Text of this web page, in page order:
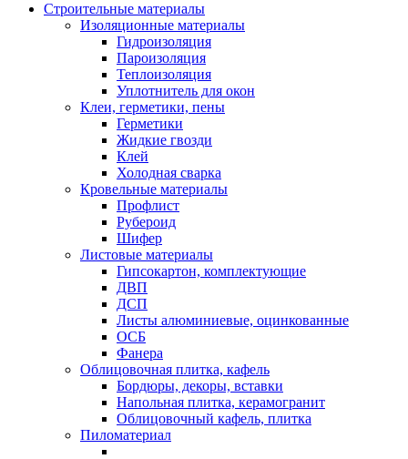
Строительные материалы
Изоляционные материалы
Гидроизоляция
Пароизоляция
Теплоизоляция
Уплотнитель для окон
Клеи, герметики, пены
Герметики
Жидкие гвозди
Клей
Холодная сварка
Кровельные материалы
Профлист
Рубероид
Шифер
Листовые материалы
Гипсокартон, комплектующие
ДВП
ДСП
Листы алюминиевые, оцинкованные
ОСБ
Фанера
Облицовочная плитка, кафель
Бордюры, декоры, вставки
Напольная плитка, керамогранит
Облицовочный кафель, плитка
Пиломатериал